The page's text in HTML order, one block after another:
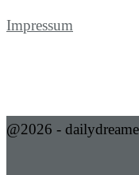
Impressum
@2026 -